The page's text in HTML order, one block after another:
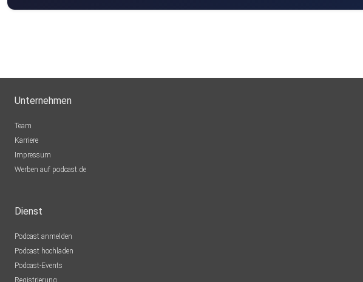
Unternehmen
Team
Karriere
Impressum
Werben auf podcast.de
Dienst
Podcast anmelden
Podcast hochladen
Podcast-Events
Registrierung